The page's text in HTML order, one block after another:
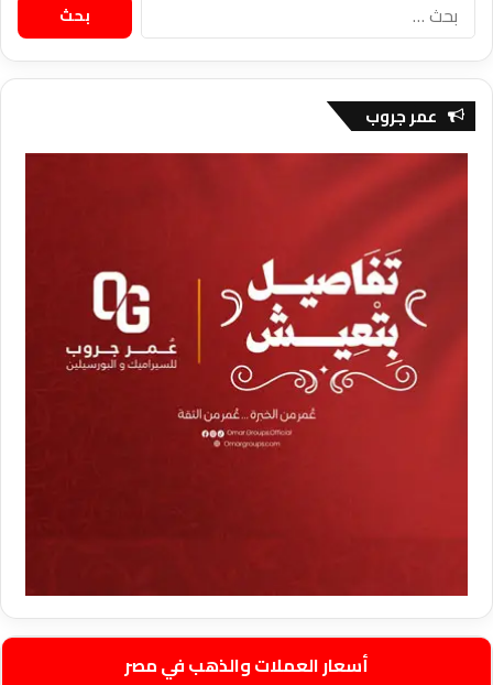
عن:
عمر جروب
أسعار العملات والذهب في مصر